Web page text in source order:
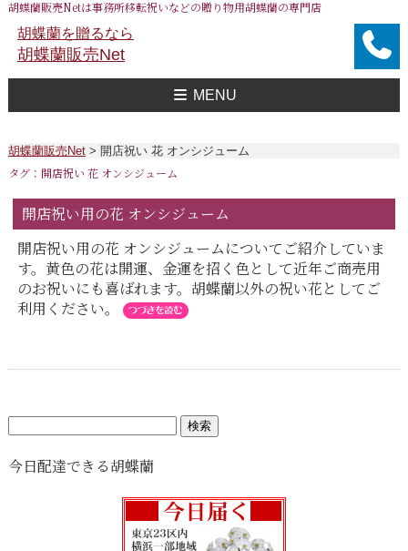
胡蝶蘭販売Netは事務所移転祝いなどの贈り物用胡蝶蘭の専門店
胡蝶蘭を贈るなら
胡蝶蘭販売Net
MENU
胡蝶蘭販売Net> 開店祝い 花 オンシジューム
タグ：開店祝い 花 オンシジューム
開店祝い用の花 オンシジューム
開店祝い用の花 オンシジュームについてご紹介していま
す。黄色の花は開運、金運を招く色として近年ご商売用
のお祝いにも喜ばれます。胡蝶蘭以外の祝い花としてご
利用ください。
今日配達できる胡蝶蘭